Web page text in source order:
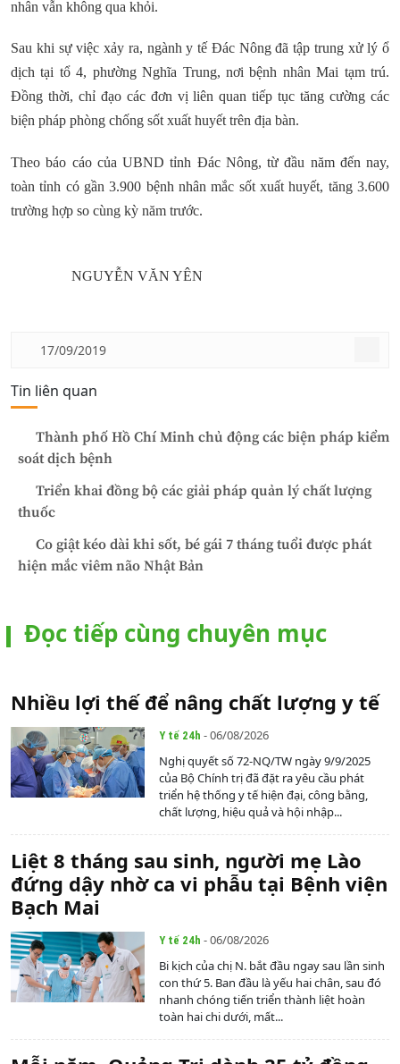
nhân vẫn không qua khỏi.
Sau khi sự việc xảy ra, ngành y tế Đác Nông đã tập trung xử lý ổ
dịch tại tổ 4, phường Nghĩa Trung, nơi bệnh nhân Mai tạm trú.
Đồng thời, chỉ đạo các đơn vị liên quan tiếp tục tăng cường các
biện pháp phòng chống sốt xuất huyết trên địa bàn.
Theo báo cáo của UBND tỉnh Đác Nông, từ đầu năm đến nay,
toàn tỉnh có gần 3.900 bệnh nhân mắc sốt xuất huyết, tăng 3.600
trường hợp so cùng kỳ năm trước.
NGUYỄN VĂN YÊN
17/09/2019
Tin liên quan
Thành phố Hồ Chí Minh chủ động các biện pháp kiểm
soát dịch bệnh
Triển khai đồng bộ các giải pháp quản lý chất lượng
thuốc
Co giật kéo dài khi sốt, bé gái 7 tháng tuổi được phát
hiện mắc viêm não Nhật Bản
Đọc tiếp cùng chuyên mục
Nhiều lợi thế để nâng chất lượng y tế
Y tế 24h - 06/08/2026
Nghị quyết số 72-NQ/TW ngày 9/9/2025
của Bộ Chính trị đã đặt ra yêu cầu phát
triển hệ thống y tế hiện đại, công bằng,
chất lượng, hiệu quả và hội nhập...
Liệt 8 tháng sau sinh, người mẹ Lào
đứng dậy nhờ ca vi phẫu tại Bệnh viện
Bạch Mai
Y tế 24h - 06/08/2026
Bi kịch của chị N. bắt đầu ngay sau lần sinh
con thứ 5. Ban đầu là yếu hai chân, sau đó
nhanh chóng tiến triển thành liệt hoàn
toàn hai chi dưới, mất...